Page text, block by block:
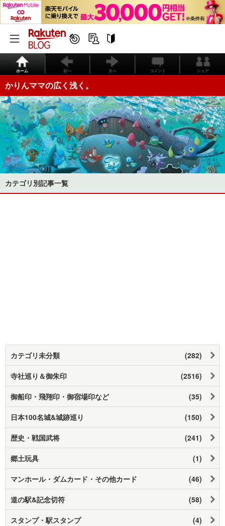
ホーム 前へ 次へ コメント シェア
かりんママの広く浅く。
カテゴリ別記事一覧
カテゴリ未分類 (282)
寺社巡り＆御朱印 (2516)
御船印・飛翔印・御宿場印など (35)
日本100名城&城跡巡り (150)
歴史・戦国武将 (241)
郷土玩具 (1)
マンホール・ダムカード・その他カード (46)
道の駅&記念切符 (58)
スタンプ・駅スタンプ (4)